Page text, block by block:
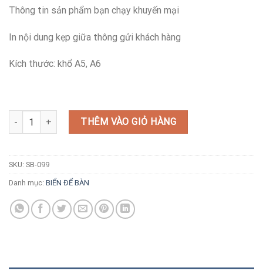
Thông tin sản phẩm bạn chạy khuyến mại
In nội dung kẹp giữa thông gửi khách hàng
Kích thước: khổ A5, A6
Biển số bàn bằng gỗ đẹp nổi bật số lượng
THÊM VÀO GIỎ HÀNG
SKU: SB-099
Danh mục: BIỂN ĐỂ BÀN